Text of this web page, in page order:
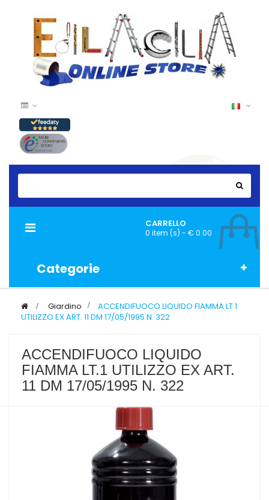
CARRELLO
0 item (s) - € 0.00
Categorie
Navigazione
> Giardino >
ACCENDIFUOCO LIQUIDO FIAMMA LT.1
UTILIZZO EX ART. 11 DM 17/05/1995 N. 322
ACCENDIFUOCO LIQUIDO
FIAMMA LT.1 UTILIZZO EX ART.
11 DM 17/05/1995 N. 322